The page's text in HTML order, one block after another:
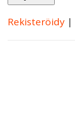
Rekisteröidy |